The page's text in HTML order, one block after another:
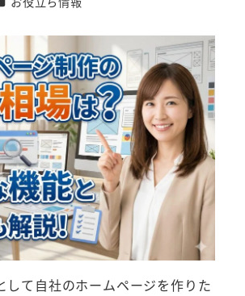
して自社のホームページを作りた